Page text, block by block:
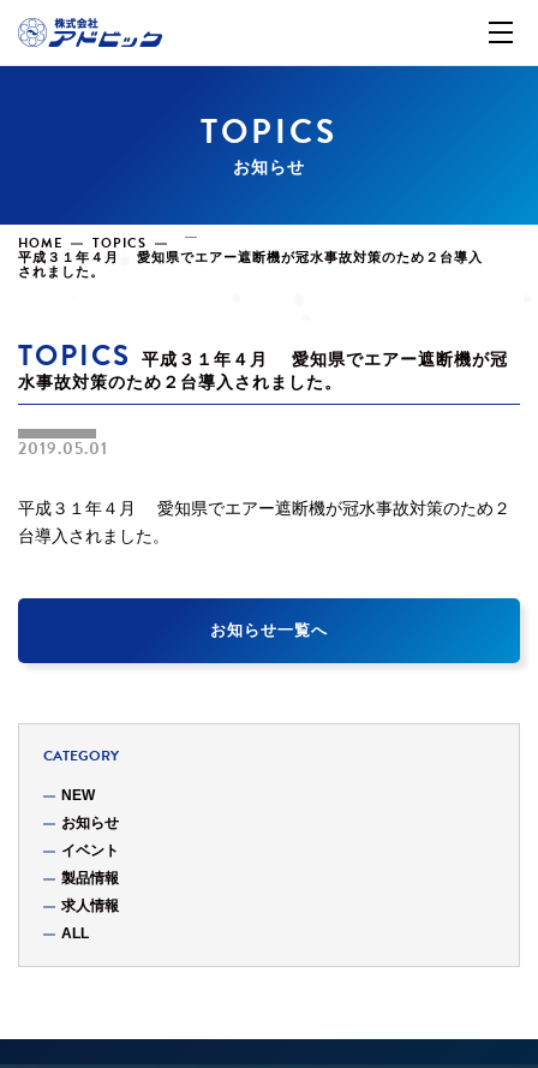
TOPICS
お知らせ
HOME TOPICS
平成３１年４月 愛知県でエアー遮断機が冠水事故対策のため２台導入
されました。
TOPICS
平成３１年４月 愛知県でエアー遮断機が冠
水事故対策のため２台導入されました。
2019.05.01
平成３１年４月 愛知県でエアー遮断機が冠水事故対策のため２
台導入されました。
お知らせ一覧へ
CATEGORY
NEW
お知らせ
イベント
製品情報
求人情報
ALL